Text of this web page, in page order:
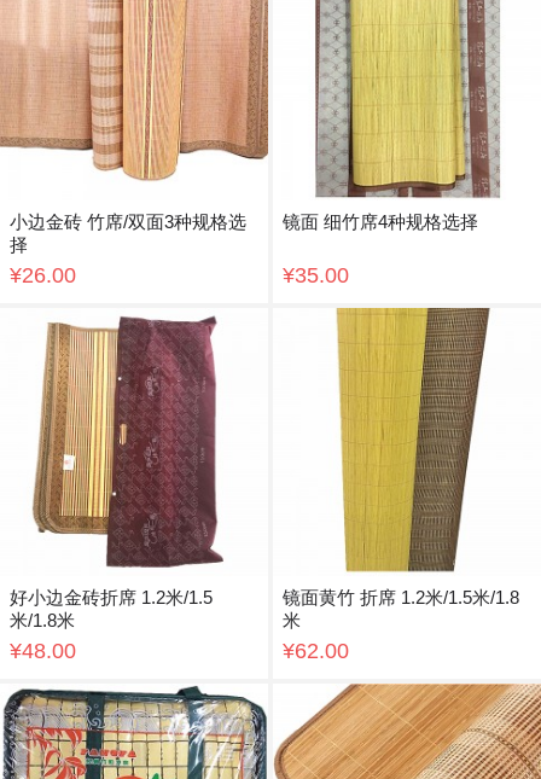
小边金砖 竹席/双面3种规格选
择
¥26.00
镜面 细竹席4种规格选择
¥35.00
好小边金砖折席 1.2米/1.5
米/1.8米
¥48.00
镜面黄竹 折席 1.2米/1.5米/1.8
米
¥62.00